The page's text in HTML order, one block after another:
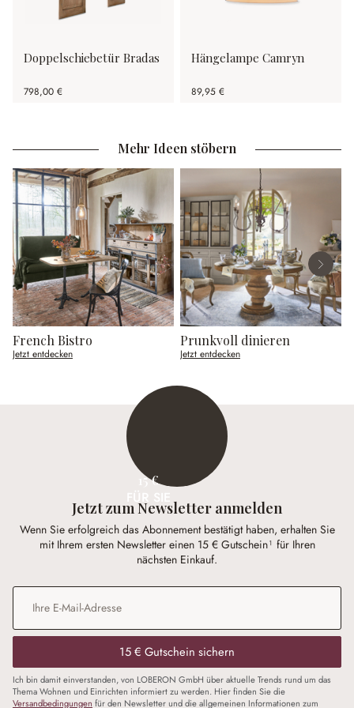
Doppelschiebetür Bradas
798,00 €
Hängelampe Camryn
89,95 €
Mehr Ideen stöbern
French Bistro
Jetzt entdecken
Prunkvoll dinieren
Jetzt entdecken
15 €
Jetzt zum Newsletter anmelden
Wenn Sie erfolgreich das Abonnement bestätigt haben, erhalten Sie
mit Ihrem ersten Newsletter einen 15 € Gutschein¹ für Ihren
nächsten Einkauf.
E-Mail-Adresse
15 € Gutschein sichern
Ich bin damit einverstanden, von LOBERON GmbH über aktuelle Trends rund um das
Thema Wohnen und Einrichten informiert zu werden. Hier finden Sie die
Versandbedingungen für den Newsletter und die allgemeinen Informationen zum